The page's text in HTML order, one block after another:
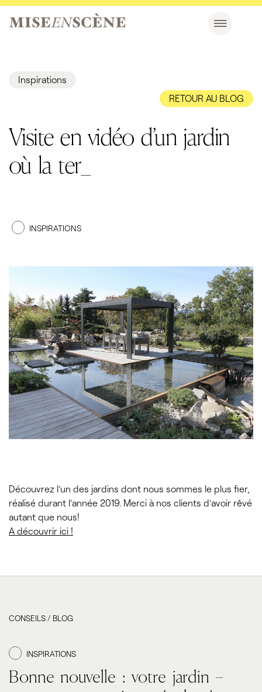
Inspirations
RETOUR AU BLOG
Visite en vidéo d’un jardin
où la terras_
INSPIRATIONS
Découvrez l’un des jardins dont nous sommes le plus fier,
réalisé durant l’année 2019. Merci à nos clients d’avoir rêvé
autant que nous!
A découvrir ici !
CONSEILS / BLOG
INSPIRATIONS
Bonne nouvelle : votre jardin –